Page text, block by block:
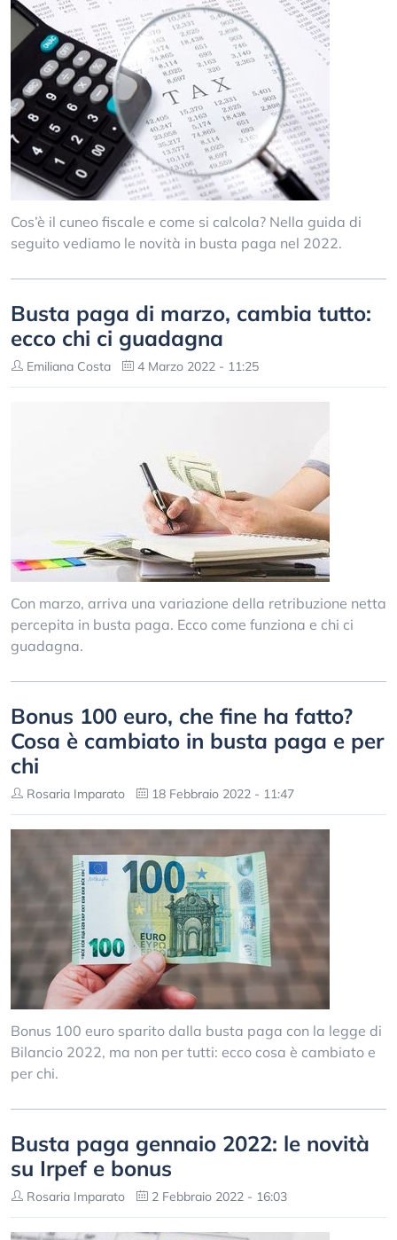
Cos’è il cuneo fiscale e come si calcola? Nella guida di
seguito vediamo le novità in busta paga nel 2022.
Busta paga di marzo, cambia tutto:
ecco chi ci guadagna
Emiliana Costa 4 Marzo 2022 - 11:25
Con marzo, arriva una variazione della retribuzione netta
percepita in busta paga. Ecco come funziona e chi ci
guadagna.
Bonus 100 euro, che fine ha fatto?
Cosa è cambiato in busta paga e per
chi
Rosaria Imparato 18 Febbraio 2022 - 11:47
Bonus 100 euro sparito dalla busta paga con la legge di
Bilancio 2022, ma non per tutti: ecco cosa è cambiato e
per chi.
Busta paga gennaio 2022: le novità
su Irpef e bonus
Rosaria Imparato 2 Febbraio 2022 - 16:03